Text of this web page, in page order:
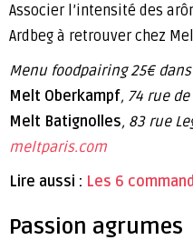
Associer l’intensité des
Ardbeg à retrouver chez
Menu foodpairing 25€
Melt Oberkampf, 74 rue
Melt Batignolles, 83 rue
meltparis.com
Lire aussi : Les 6
Passion agrumes